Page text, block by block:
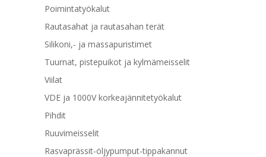
Poimintatyökalut
Rautasahat ja rautasahan terät
Silikoni,- ja massapuristimet
Tuurnat, pistepuikot ja kylmämeisselit
Viilat
VDE ja 1000V korkeajännitetyökalut
Pihdit
Ruuvimeisselit
Rasvaprässit-öljypumput-tippakannut